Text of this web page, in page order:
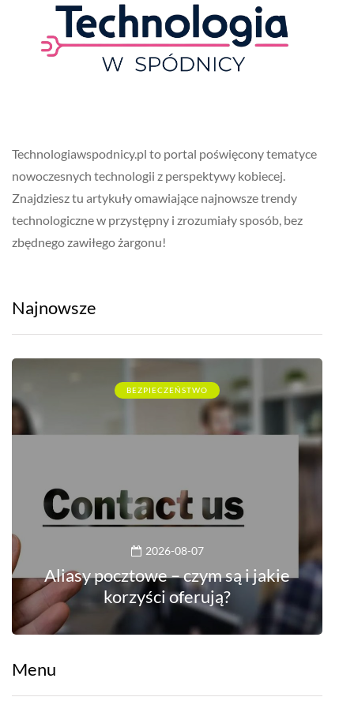
Technologiawspodnicy.pl to portal poświęcony tematyce
nowoczesnych technologii z perspektywy kobiecej.
Znajdziesz tu artykuły omawiające najnowsze trendy
technologiczne w przystępny i zrozumiały sposób, bez
zbędnego zawiłego żargonu!
Najnowsze
BEZPIECZEŃSTWO
2026-08-07
Aliasy pocztowe – czym są i jakie
korzyści oferują?
Menu